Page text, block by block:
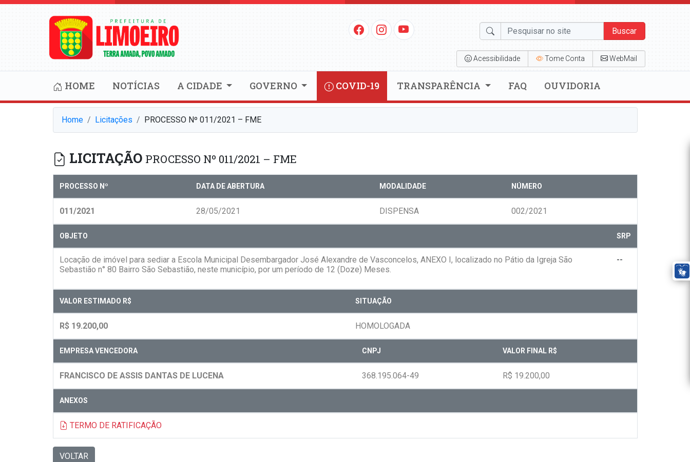
Buscar
Acessibilidade Tome Conta WebMail
HOME NOTÍCIAS A CIDADE GOVERNO COVID-19 TRANSPARÊNCIA FAQ OUVIDORIA
Home Licitações PROCESSO Nº 011/2021 – FME
LICITAÇÃO PROCESSO Nº 011/2021 – FME
PROCESSO Nº DATA DE ABERTURA MODALIDADE NÚMERO
011/2021 28/05/2021 DISPENSA 002/2021
OBJETO SRP
Locação de imóvel para sediar a Escola Municipal Desembargador José Alexandre de Vasconcelos, ANEXO I, localizado no Pátio da Igreja São
Sebastião n° 80 Bairro São Sebastião, neste município, por um período de 12 (Doze) Meses.
--
VALOR ESTIMADO R$ SITUAÇÃO
R$ 19.200,00 HOMOLOGADA
EMPRESA VENCEDORA CNPJ VALOR FINAL R$
FRANCISCO DE ASSIS DANTAS DE LUCENA 368.195.064-49 R$ 19.200,00
ANEXOS
TERMO DE RATIFICAÇÃO
VOLTAR